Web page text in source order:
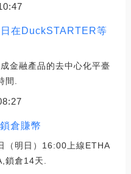
在DuckSTARTER等
金融產品的去中心化平臺
.
倉賺幣
（明日）16:00上線ETHA
倉14天.